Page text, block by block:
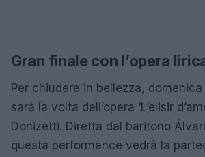
Gran finale con l’opera
Per chiudere in bellezza,
sarà la volta dell’opera ‘L’elisir
Donizetti. Diretta dal baritono
questa performance vedrà la